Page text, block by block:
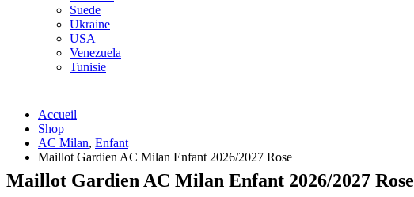
Suede
Ukraine
USA
Venezuela
Tunisie
Accueil
Shop
AC Milan, Enfant
Maillot Gardien AC Milan Enfant 2026/2027 Rose
Maillot Gardien AC Milan Enfant 2026/2027 Rose